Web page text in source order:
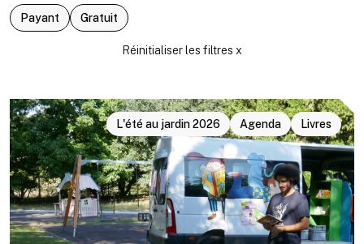
Payant Gratuit
L'été au jardin 2026 Agenda Livres